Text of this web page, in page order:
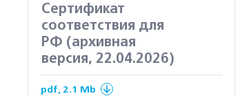
Сертификат
соответствия для
РФ (архивная
версия, 22.04.2026)
pdf, 2.1 Mb